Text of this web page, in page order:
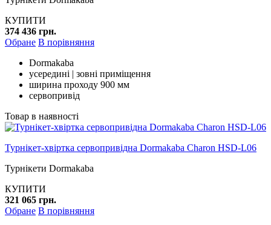
КУПИТИ
374 436 грн.
Обране В порівняння
Dormakaba
усередині | зовні приміщення
ширина проходу 900 мм
сервопривід
Товар в наявності
Турнікет-хвіртка сервопривідна Dormakaba Charon HSD-L06
Турнікети Dormakaba
КУПИТИ
321 065 грн.
Обране В порівняння